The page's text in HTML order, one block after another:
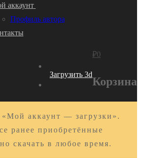
аккаунт
Профиль автора
Загрузить 3d
₽0
Корзина
«Мой аккаунт — загрузки».
ранее приобретённые
скачать в любое время.